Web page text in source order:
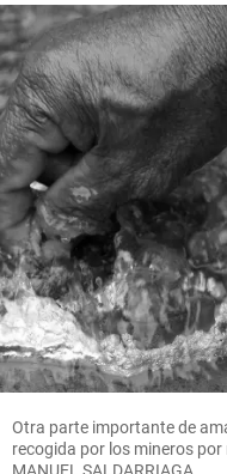
Otra parte importante de
recogida por los mineros por